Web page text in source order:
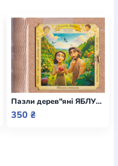
Пазли дерев"яні ЯБЛУКО СПОКУСИ
350 ₴